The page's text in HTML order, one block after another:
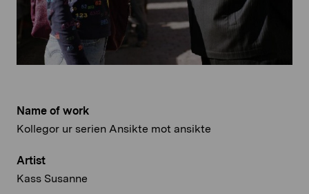
Name of work
Kollegor ur serien Ansikte mot ansikte
Artist
Kass Susanne